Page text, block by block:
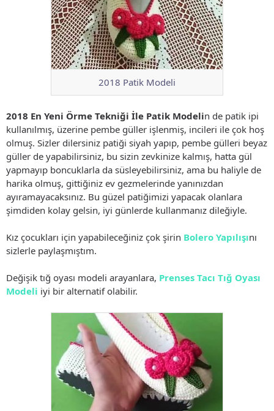
2018 Patik Modeli
2018 En Yeni Örme Tekniği İle Patik Modelin de patik ipi
kullanılmış, üzerine pembe güller işlenmiş, incileri ile çok hoş
olmuş. Sizler dilersiniz patiği siyah yapıp, pembe gülleri beyaz
güller de yapabilirsiniz, bu sizin zevkinize kalmış, hatta gül
yapmayıp boncuklarla da süsleyebilirsiniz, ama bu haliyle de
harika olmuş, gittiğiniz ev gezmelerinde yanınızdan
ayıramayacaksınız. Bu güzel patiğimizi yapacak olanlara
şimdiden kolay gelsin, iyi günlerde kullanmanız dileğiyle.
Kız çocukları için yapabileceğiniz çok şirin Bolero Yapılışını
sizlerle paylaşmıştım.
Değişik tığ oyası modeli arayanlara, Prenses Tacı Tığ Oyası
Modeli iyi bir alternatif olabilir.